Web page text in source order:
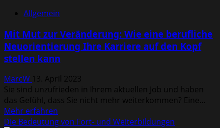
Wie
Arbeitshosen
die
Arbeitskleidung
Zukunft
revolutionieren
Allgemein
Mit Mut zur Veränderung: Wie eine berufliche
Neuorientierung Ihre Karriere auf den Kopf
stellen kann
MarcW 13. April 2023
Sie sind unzufrieden in Ihrem aktuellen Job und haben
das Gefühl, dass Sie nicht mehr weiterkommen? Eine...
Mehr erfahren
Informationen
Die Bedeutung von Fort- und Weiterbildungen